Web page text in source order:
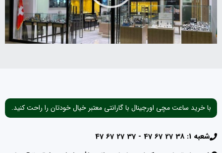
با خرید ساعت مچی اورجینال با گارانتی معتبر خیال خودتان را راحت کنید.
شعبه 1: 38 27 67 47 - 37 27 67 47